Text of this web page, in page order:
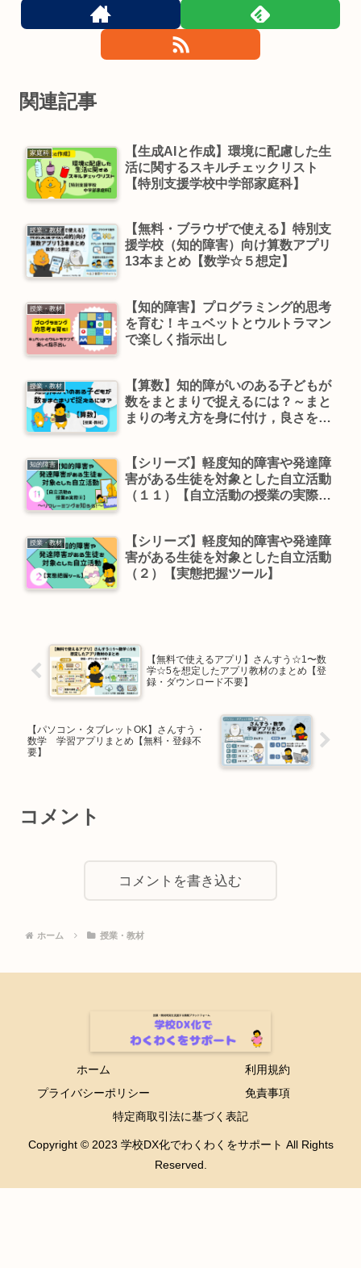
関連記事
家庭科
【生成AIと作成】環境に配慮した生
活に関するスキルチェックリスト
【特別支援学校中学部家庭科】
授業・教材
【無料・ブラウザで使える】特別支
援学校（知的障害）向け算数アプリ
13本まとめ【数学☆５想定】
授業・教材
【知的障害】プログラミング的思考
を育む！キュベットとウルトラマン
で楽しく指示出し
授業・教材
【算数】知的障がいのある子どもが
数をまとまりで捉えるには？～まと
まりの考え方を身に付け，良さを感
知的障害
【シリーズ】軽度知的障害や発達障
害がある生徒を対象とした自立活動
（１１）【自立活動の授業の実際⑧
授業・教材
【シリーズ】軽度知的障害や発達障
害がある生徒を対象とした自立活動
（２）【実態把握ツール】
【無料で使えるアプリ】さんすう☆1〜数
学☆5を想定したアプリ教材のまとめ【登
録・ダウンロード不要】
【パソコン・タブレットOK】さんすう・
数学 学習アプリまとめ【無料・登録不
要】
コメント
コメントを書き込む
ホーム 授業・教材
ホーム
利用規約
プライバシーポリシー
免責事項
特定商取引法に基づく表記
Copyright © 2023 学校DX化でわくわくをサポート All Rights
Reserved.